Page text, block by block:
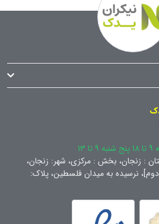
: زنجان، بخش : مرکزی، شهر: زنجان،
کبری [12متری دوم]، نرسیده به میدان فلسطین، پلاک: